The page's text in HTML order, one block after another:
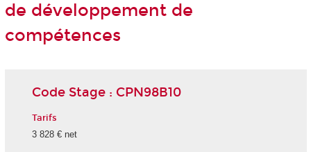
de développement de
compétences
Code Stage : CPN98B10
Tarifs
3 828 € net